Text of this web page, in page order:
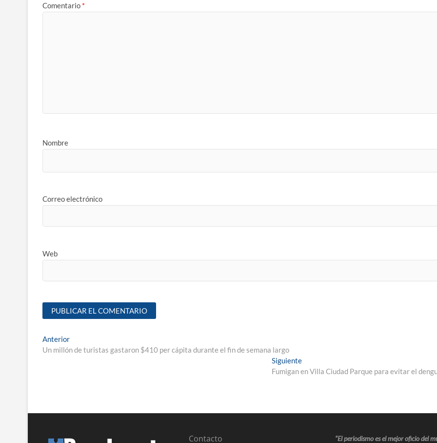
Comentario *
Nombre
Correo electrónico
Web
Anterior
Un millón de turistas gastaron $410 per cápita durante el fin de semana largo
Siguiente
Fumigan en Villa Ciudad Parque para evitar el
Contacto “El periodismo es el mejor oficio del